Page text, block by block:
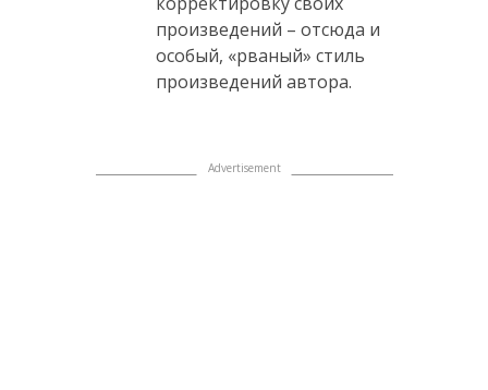
произведений – отсюда и
особый, «рваный» стиль
произведений автора.